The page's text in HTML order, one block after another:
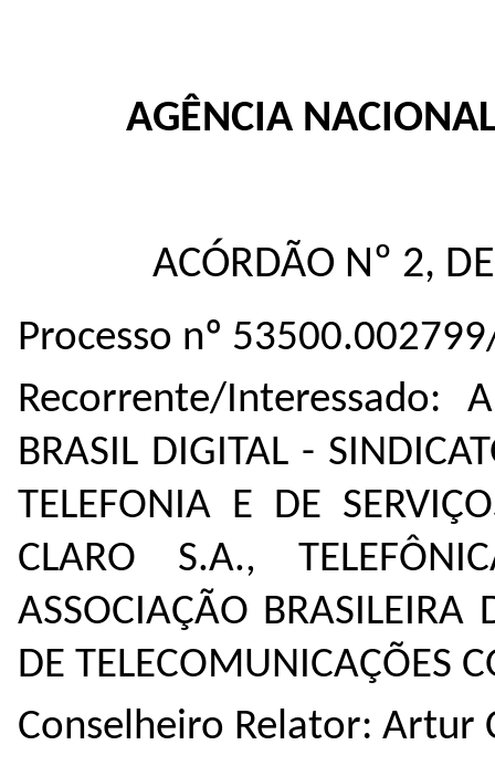
AGÊNCIA
ACÓRDÃO Nº 2,
Processo nº
Recorrente/Interessado:
BRASIL DIGITAL -
TELEFONIA E DE
CLARO S.A.,
ASSOCIAÇÃO BRASILEIRA
DE TELECOMUNICAÇÕES
Conselheiro Relator: Artur